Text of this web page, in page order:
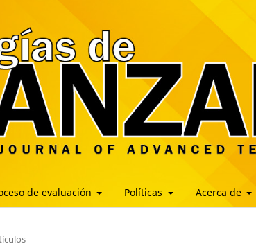
de evaluación Políticas Acerca de